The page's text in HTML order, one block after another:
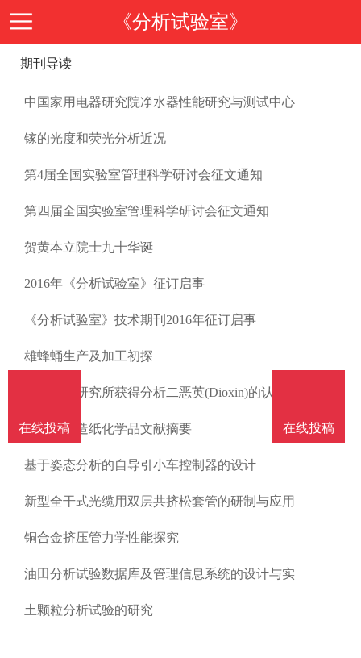
《分析试验室》
首
刊
导
期
刊
南
邮
投
稿
投
稿
系
期刊导读
中国家用电器研究院净水器性能研究与测试中心
镓的光度和荧光分析近况
第4届全国实验室管理科学研讨会征文通知
第四届全国实验室管理科学研讨会征文通知
贺黄本立院士九十华诞
2016年《分析试验室》征订启事
《分析试验室》技术期刊2016年征订启事
雄蜂蛹生产及加工初探
日本浆纸研究所获得分析二恶英(Dioxin)的认证
国内有关造纸化学品文献摘要
基于姿态分析的自导引小车控制器的设计
新型全干式光缆用双层共挤松套管的研制与应用
铜合金挤压管力学性能探究
油田分析试验数据库及管理信息系统的设计与实
土颗粒分析试验的研究
在线投稿
在线投稿